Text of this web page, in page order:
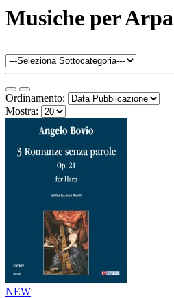
Musiche per Arpa
Ordinamento:
Mostra:
NEW